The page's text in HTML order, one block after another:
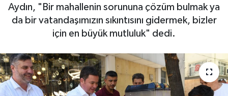
Aydın, "Bir mahallenin sorununa çözüm bulmak ya
da bir vatandaşımızın sıkıntısını gidermek, bizler
için en büyük mutluluk" dedi.